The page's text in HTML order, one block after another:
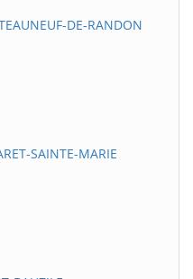
DE-RANDON
SAINTE-MARIE